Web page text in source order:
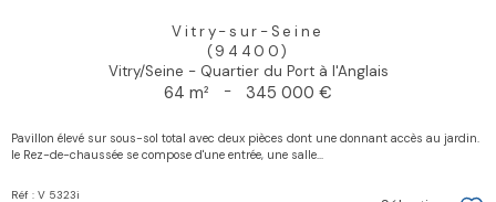
Vitry-sur-Seine
(94400)
Vitry/Seine - Quartier du Port à l'Anglais
64 m² - 345 000 €
Pavillon élevé sur sous-sol total avec deux pièces dont une donnant accès au jardin.
le Rez-de-chaussée se compose d'une entrée, une salle...
Réf : V 5323i